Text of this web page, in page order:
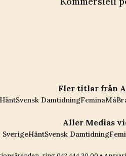
Fler titlar från
HäntSvensk DamtidningFemina
Aller Medias
SverigeHäntSvensk Damtidning